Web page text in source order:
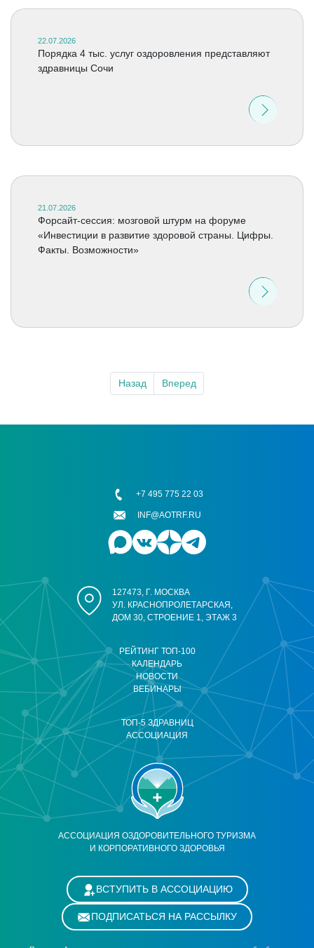
22.07.2026
Порядка 4 тыс. услуг оздоровления представляют
здравницы Сочи
21.07.2026
Форсайт-сессия: мозговой штурм на форуме
«Инвестиции в развитие здоровой страны. Цифры.
Факты. Возможности»
Назад Вперед
АССОЦИАЦИЯ ОЗДОРОВИТЕЛЬНОГО ТУРИЗМА
И КОРПОРАТИВНОГО ЗДОРОВЬЯ
РЕЙТИНГ ТОП-100
КАЛЕНДАРЬ
НОВОСТИ
ВЕБИНАРЫ
ТОП-5 ЗДРАВНИЦ
АССОЦИАЦИЯ
127473, Г. МОСКВА
УЛ. КРАСНОПРОЛЕТАРСКАЯ,
ДОМ 30, СТРОЕНИЕ 1, ЭТАЖ 3
+7 495 775 22 03
INF@AOTRF.RU
ВСТУПИТЬ В АССОЦИАЦИЮ
ПОДПИСАТЬСЯ НА РАССЫЛКУ